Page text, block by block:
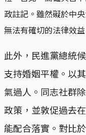
政註記。雖然礙於中
無法有確切的法律效
此外，民進黨總統
支持婚姻平權。以
氣過人。同志社群
政策，並敦促過去
能配合落實。對比